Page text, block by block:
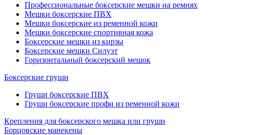
Профессиональные боксерские мешки на ремнях
Мешки боксерские ПВХ
Мешки боксерские из ременной кожи
Мешки боксерские спортивная кожа
Боксерские мешки из кирзы
Боксерские мешки Силуэт
Горизонтальный боксерский мешок
Боксерские груши
Груши боксерские ПВХ
Груши боксерские профи из ременной кожи
Крепления для боксерского мешка или груши
Борцовские манекены